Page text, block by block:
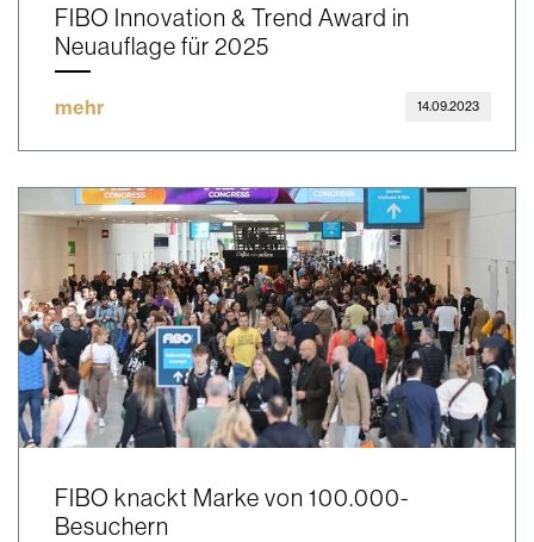
FIBO Innovation & Trend Award in
Neuauflage für 2025
mehr 14.09.2023
FIBO knackt Marke von 100.000-
Besuchern